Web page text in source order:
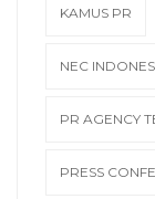
KAMUS PR
NEC
PR AGENCY
PRESS